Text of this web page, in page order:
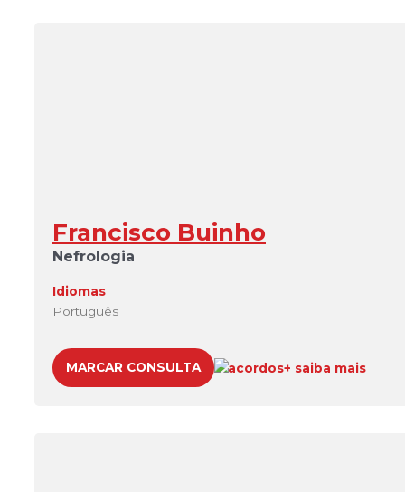
Francisco Buinho
Nefrologia
Idiomas
Português
MARCAR CONSULTA acordos+ saiba mais